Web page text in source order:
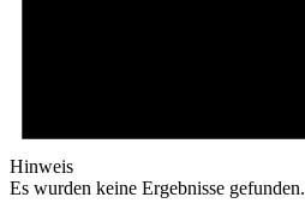
Hinweis
Es wurden keine Ergebnisse gefunden.